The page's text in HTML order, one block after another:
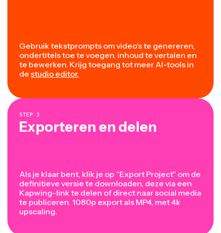
Gebruik tekstprompts om video's te genereren,
ondertitels toe te voegen, inhoud te vertalen en
te bewerken. Krijg toegang tot meer AI-tools in
de studio editor.
STEP 3
Exporteren en delen
Als je klaar bent, klik je op "Export Project" om de
definitieve versie te downloaden, deze via een
Kapwing-link te delen of direct naar social media
te publiceren. 1080p export als MP4, met 4k
upscaling.